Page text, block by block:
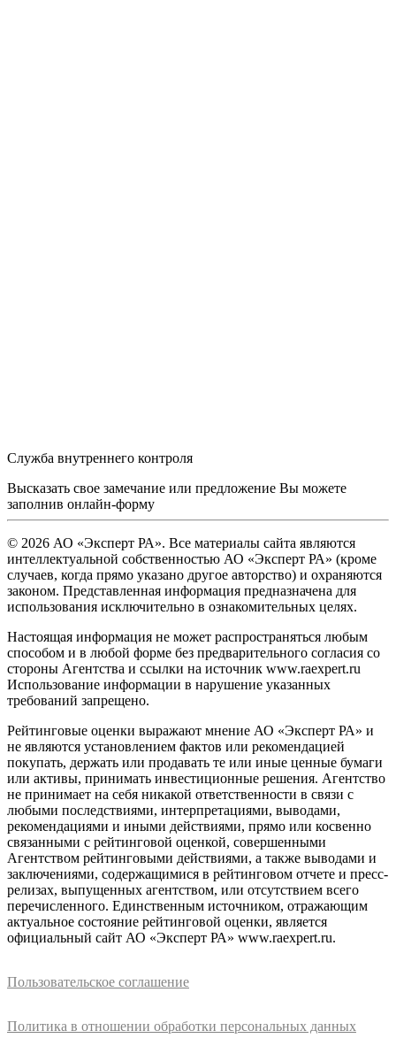
Служба внутреннего контроля
Высказать свое замечание или предложение Вы можете
заполнив онлайн-форму
© 2026 АО «Эксперт РА». Все материалы сайта являются
интеллектуальной собственностью АО «Эксперт РА» (кроме
случаев, когда прямо указано другое авторство) и охраняются
законом. Представленная информация предназначена для
использования исключительно в ознакомительных целях.
Настоящая информация не может распространяться любым
способом и в любой форме без предварительного согласия со
стороны Агентства и ссылки на источник www.raexpert.ru
Использование информации в нарушение указанных
требований запрещено.
Рейтинговые оценки выражают мнение АО «Эксперт РА» и
не являются установлением фактов или рекомендацией
покупать, держать или продавать те или иные ценные бумаги
или активы, принимать инвестиционные решения. Агентство
не принимает на себя никакой ответственности в связи с
любыми последствиями, интерпретациями, выводами,
рекомендациями и иными действиями, прямо или косвенно
связанными с рейтинговой оценкой, совершенными
Агентством рейтинговыми действиями, а также выводами и
заключениями, содержащимися в рейтинговом отчете и пресс-
релизах, выпущенных агентством, или отсутствием всего
перечисленного. Единственным источником, отражающим
актуальное состояние рейтинговой оценки, является
официальный сайт АО «Эксперт РА» www.raexpert.ru.
Пользовательское соглашение
Политика в отношении обработки персональных данных